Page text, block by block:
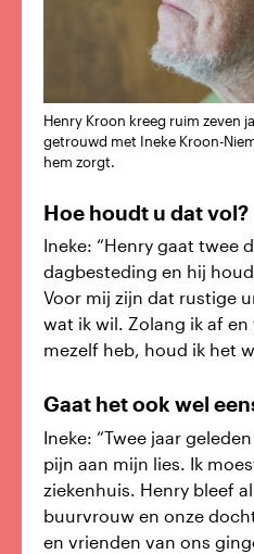
Henry Kroon kreeg ruim zeven
getrouwd met Ineke Kroon-
hem zorgt.
Hoe houdt u dat vol?
Ineke: “Henry gaat twee
dagbesteding en hij
Voor mij zijn dat rustige
wat ik wil. Zolang ik af
mezelf heb, houd ik het
Gaat het ook wel
Ineke: “Twee jaar
pijn aan mijn lies. Ik
ziekenhuis. Henry bleef
buurvrouw en onze
en vrienden van ons